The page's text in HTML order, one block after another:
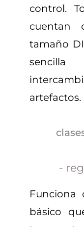
control.
cuentan
tamaño
artefactos.
-
Funciona
básico